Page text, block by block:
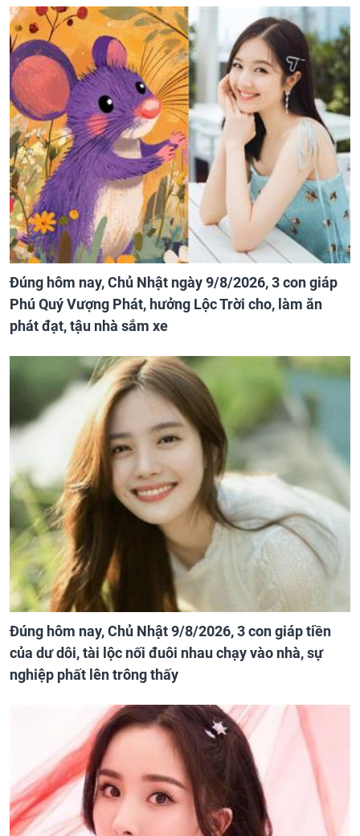
Đúng hôm nay, Chủ Nhật ngày 9/8/2026, 3 con giáp
Phú Quý Vượng Phát, hưởng Lộc Trời cho, làm ăn
phát đạt, tậu nhà sắm xe
Đúng hôm nay, Chủ Nhật 9/8/2026, 3 con giáp tiền
của dư dôi, tài lộc nối đuôi nhau chạy vào nhà, sự
nghiệp phất lên trông thấy